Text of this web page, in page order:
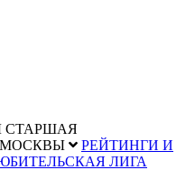
СТАРШАЯ
МОСКВЫ
РЕЙТИНГИ И
ЛИГА